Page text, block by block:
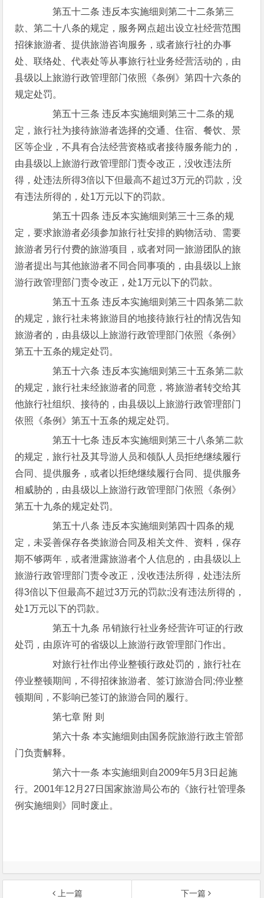
第五十二条 违反本实施细则第二十二条第三
款、第二十八条的规定，服务网点超出设立社经营范围
招徕旅游者、提供旅游咨询服务，或者旅行社的办事
处、联络处、代表处等从事旅行社业务经营活动的，由
县级以上旅游行政管理部门依照《条例》第四十六条的
规定处罚。
第五十三条 违反本实施细则第三十二条的规
定，旅行社为接待旅游者选择的交通、住宿、餐饮、景
区等企业，不具有合法经营资格或者接待服务能力的，
由县级以上旅游行政管理部门责令改正，没收违法所
得，处违法所得3倍以下但最高不超过3万元的罚款，没
有违法所得的，处1万元以下的罚款。
第五十四条 违反本实施细则第三十三条的规
定，要求旅游者必须参加旅行社安排的购物活动、需要
旅游者另行付费的旅游项目，或者对同一旅游团队的旅
游者提出与其他旅游者不同合同事项的，由县级以上旅
游行政管理部门责令改正，处1万元以下的罚款。
第五十五条 违反本实施细则第三十四条第二款
的规定，旅行社未将旅游目的地接待旅行社的情况告知
旅游者的，由县级以上旅游行政管理部门依照《条例》
第五十五条的规定处罚。
第五十六条 违反本实施细则第三十五条第二款
的规定，旅行社未经旅游者的同意，将旅游者转交给其
他旅行社组织、接待的，由县级以上旅游行政管理部门
依照《条例》第五十五条的规定处罚。
第五十七条 违反本实施细则第三十八条第二款
的规定，旅行社及其导游人员和领队人员拒绝继续履行
合同、提供服务，或者以拒绝继续履行合同、提供服务
相威胁的，由县级以上旅游行政管理部门依照《条例》
第五十九条的规定处罚。
第五十八条 违反本实施细则第四十四条的规
定，未妥善保存各类旅游合同及相关文件、资料，保存
期不够两年，或者泄露旅游者个人信息的，由县级以上
旅游行政管理部门责令改正，没收违法所得，处违法所
得3倍以下但最高不超过3万元的罚款;没有违法所得的，
处1万元以下的罚款。
第五十九条 吊销旅行社业务经营许可证的行政
处罚，由原许可的省级以上旅游行政管理部门作出。
对旅行社作出停业整顿行政处罚的，旅行社在
停业整顿期间，不得招徕旅游者、签订旅游合同;停业整
顿期间，不影响已签订的旅游合同的履行。
第七章 附 则
第六十条 本实施细则由国务院旅游行政主管部
门负责解释。
第六十一条 本实施细则自2009年5月3日起施
行。2001年12月27日国家旅游局公布的《旅行社管理条
例实施细则》同时废止。
上一篇 下一篇